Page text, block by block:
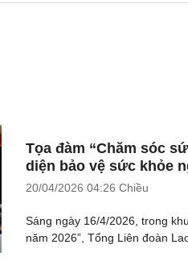
Tọa đàm “Chăm sóc
diện bảo vệ sức khỏe
20/04/2026 04:26 Chiều
Sáng ngày 16/4/2026, trong
năm 2026”, Tổng Liên đoàn